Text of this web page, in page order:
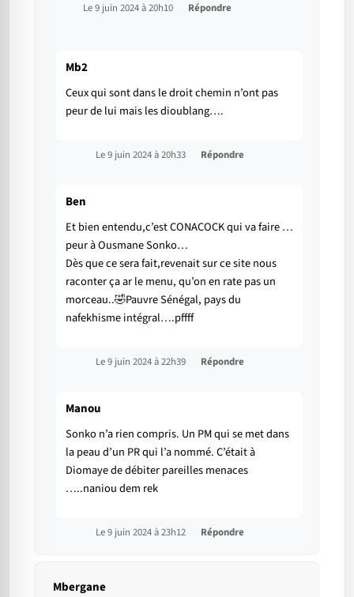
Le 9 juin 2024 à 20h10 Répondre
Mb2
Ceux qui sont dans le droit chemin n’ont pas
peur de lui mais les dioublang….
Le 9 juin 2024 à 20h33 Répondre
Ben
Et bien entendu,c’est CONACOCK qui va faire …
peur à Ousmane Sonko…
Dès que ce sera fait,revenait sur ce site nous
raconter ça ar le menu, qu’on en rate pas un
morceau..🤣Pauvre Sénégal, pays du
nafekhisme intégral….pffff
Le 9 juin 2024 à 22h39 Répondre
Manou
Sonko n’a rien compris. Un PM qui se met dans
la peau d’un PR qui l’a nommé. C’était à
Diomaye de débiter pareilles menaces
…..naniou dem rek
Le 9 juin 2024 à 23h12 Répondre
Mbergane